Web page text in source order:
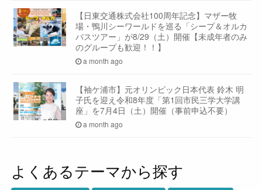
【日東交通株式会社100周年記念】マザー牧
場・鴨川シーワールドを巡る「シープ＆オルカ
バスツアー」が8/29（土）開催【未成年者のみ
のグループも歓迎！！】
a month ago
【袖ケ浦市】元オリンピック日本代表 鈴木 明
子氏を迎え令和8年度「第1回市民三学大学講
座」を7月4日（土）開催（事前申込不要）
a month ago
よくあるテーマから探す